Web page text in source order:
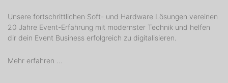
Unsere fortschrittlichen Soft- und Hardware Lösungen vereinen
20 Jahre Event-Erfahrung mit modernster Technik und helfen
dir dein Event Business erfolgreich zu digitalisieren.
Mehr erfahren ...